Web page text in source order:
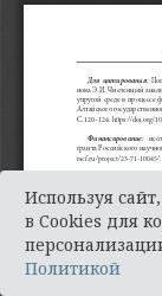
Используя
в Cookies для
Политикой